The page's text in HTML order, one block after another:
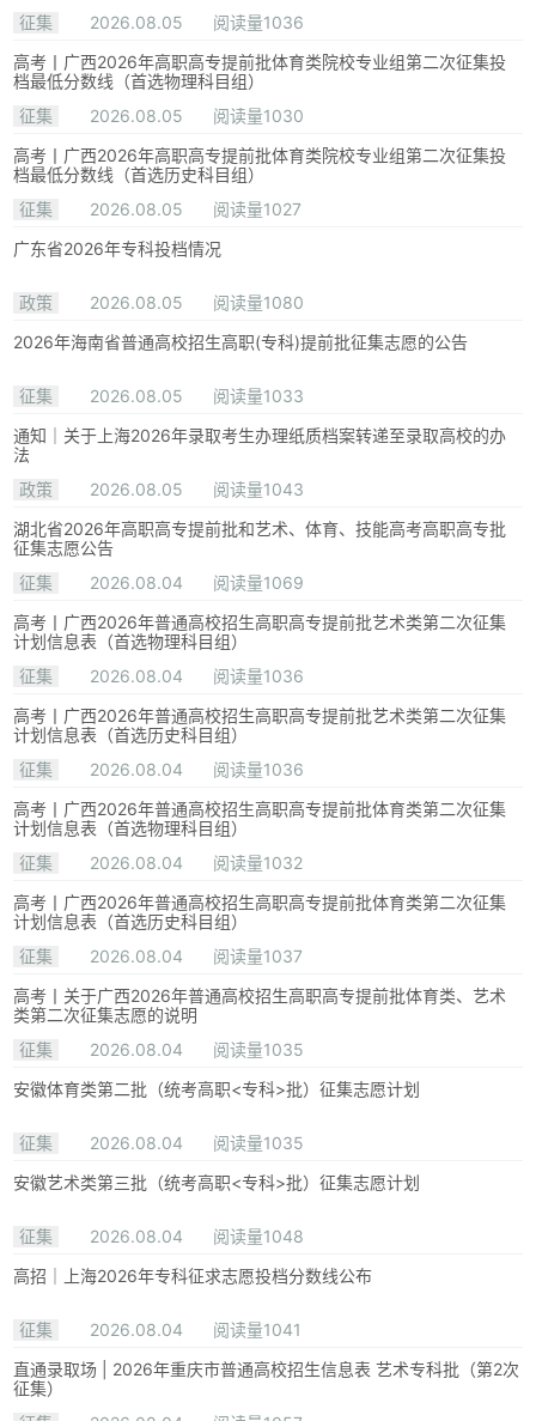
征集
2026.08.05
阅读量1036
高考丨广西2026年高职高专提前批体育类院校专业组第二次征集投
档最低分数线（首选物理科目组）
征集
2026.08.05
阅读量1030
高考丨广西2026年高职高专提前批体育类院校专业组第二次征集投
档最低分数线（首选历史科目组）
征集
2026.08.05
阅读量1027
广东省2026年专科投档情况
政策 2026.08.05
阅读量1080
2026年海南省普通高校招生高职(专科)提前批征集志愿的公告
征集 2026.08.05
阅读量1033
通知｜关于上海2026年录取考生办理纸质档案转递至录取高校的办
法
政策
2026.08.05
阅读量1043
湖北省2026年高职高专提前批和艺术、体育、技能高考高职高专批
征集志愿公告
征集
2026.08.04
阅读量1069
高考丨广西2026年普通高校招生高职高专提前批艺术类第二次征集
计划信息表（首选物理科目组）
征集
2026.08.04
阅读量1036
高考丨广西2026年普通高校招生高职高专提前批艺术类第二次征集
计划信息表（首选历史科目组）
征集
2026.08.04
阅读量1036
高考丨广西2026年普通高校招生高职高专提前批体育类第二次征集
计划信息表（首选物理科目组）
征集
2026.08.04
阅读量1032
高考丨广西2026年普通高校招生高职高专提前批体育类第二次征集
计划信息表（首选历史科目组）
征集
2026.08.04
阅读量1037
高考丨关于广西2026年普通高校招生高职高专提前批体育类、艺术
类第二次征集志愿的说明
征集
2026.08.04
阅读量1035
安徽体育类第二批（统考高职<专科>批）征集志愿计划
征集 2026.08.04
阅读量1035
安徽艺术类第三批（统考高职<专科>批）征集志愿计划
征集 2026.08.04
阅读量1048
高招｜上海2026年专科征求志愿投档分数线公布
征集 2026.08.04
阅读量1041
直通录取场 | 2026年重庆市普通高校招生信息表 艺术专科批（第2次
征集）